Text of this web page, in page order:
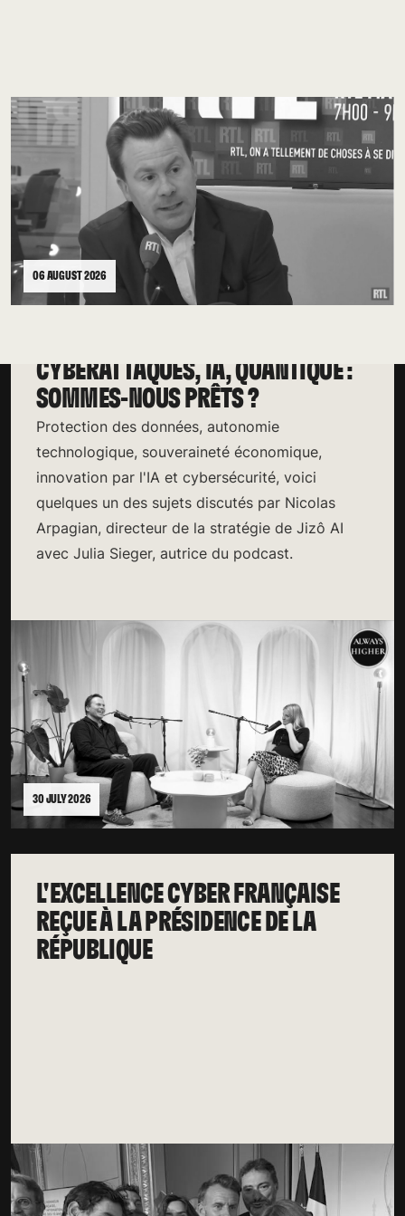
06 AUGUST 2026
CYBERATTAQUES, IA, QUANTIQUE :
SOMMES-NOUS PRÊTS ?
Protection des données, autonomie
technologique, souveraineté économique,
innovation par l'IA et cybersécurité, voici
quelques un des sujets discutés par Nicolas
Arpagian, directeur de la stratégie de Jizô AI
avec Julia Sieger, autrice du podcast.
30 JULY 2026
L'EXCELLENCE CYBER FRANÇAISE
REÇUE À LA PRÉSIDENCE DE LA
RÉPUBLIQUE